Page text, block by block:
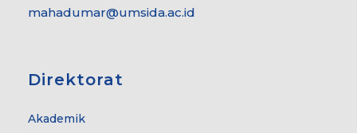
mahadumar@umsida.ac.id
Direktorat
Akademik